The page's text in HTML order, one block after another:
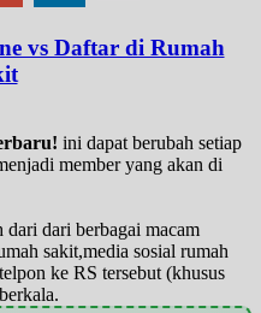
vs Daftar di Rumah
ini dapat berubah setiap
member yang akan di
dari berbagai macam
sakit,media sosial rumah
ke RS tersebut (khusus